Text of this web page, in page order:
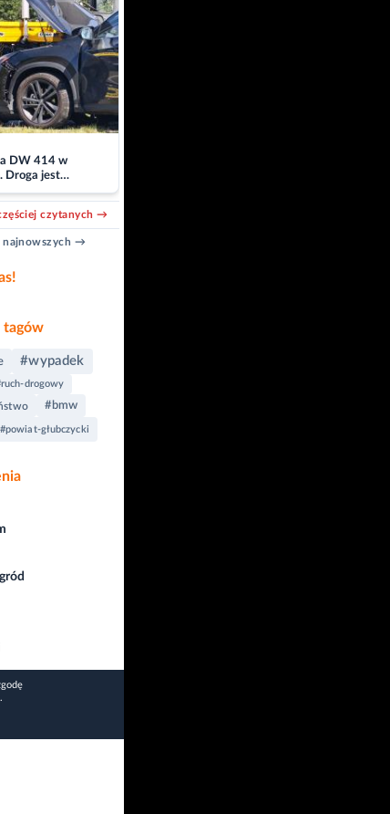
DW 414 w
Droga jest
czytanych →
najnowszych →
tagów
#wypadek
drogowy
#bmw
#powiat-głubczycki
.